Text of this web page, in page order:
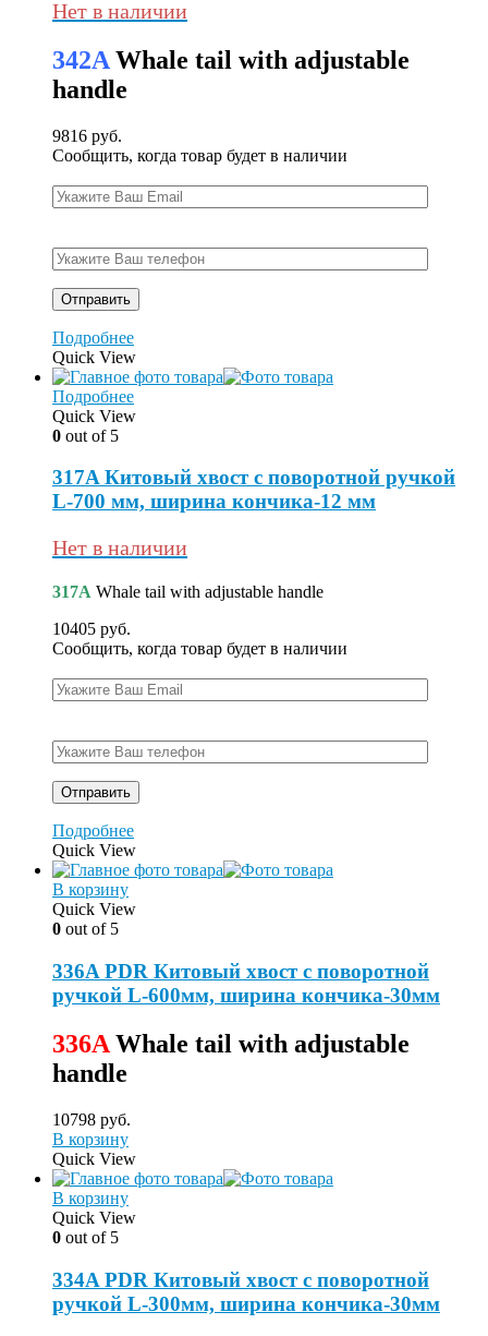
Нет в наличии
342A Whale tail with adjustable
handle
9816 руб.
Сообщить, когда товар будет в наличии
Подробнее
Quick View
Подробнее
Quick View
0 out of 5
317A Китовый хвост с поворотной ручкой
L-700 мм, ширина кончика-12 мм
Нет в наличии
317A Whale tail with adjustable handle
10405 руб.
Сообщить, когда товар будет в наличии
Подробнее
Quick View
В корзину
Quick View
0 out of 5
336A PDR Китовый хвост с поворотной
ручкой L-600мм, ширина кончика-30мм
336A Whale tail with adjustable
handle
10798 руб.
В корзину
Quick View
В корзину
Quick View
0 out of 5
334A PDR Китовый хвост с поворотной
ручкой L-300мм, ширина кончика-30мм